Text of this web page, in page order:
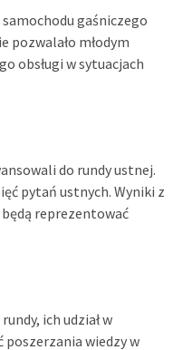
gaśniczego
pozwalało młodym
obsługi w sytuacjach
do rundy ustnej.
pytań ustnych. Wyniki z
reprezentować
ich udział w
poszerzania wiedzy w